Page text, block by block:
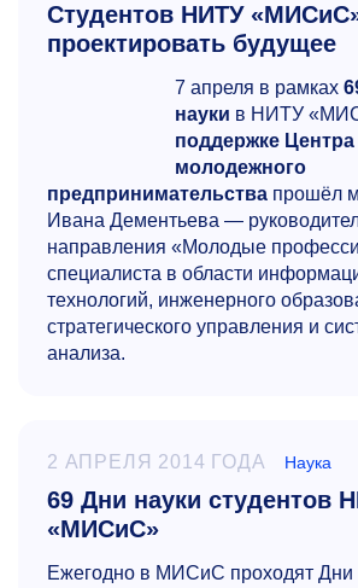
Студентов НИТУ
проектировать будущее
7 апреля в рамках
науки в НИТУ
поддержке Центра
молодежного
предпринимательства прошёл
Ивана Дементьева —
направления «Молодые
специалиста в области
технологий, инженерного
стратегического управления и
анализа.
2 АПРЕЛЯ 2014 ГОДА Наука
69 Дни науки студентов
«МИСиС»
Ежегодно в МИСиС проходят Дни